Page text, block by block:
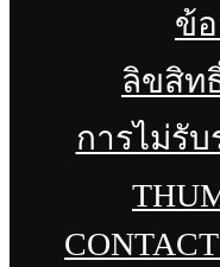
ข้
ลิขสิท
การไม่รับ